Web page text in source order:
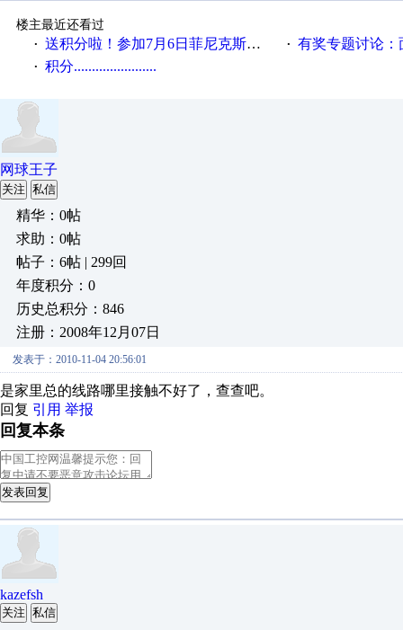
楼主最近还看过
· 送积分啦！参加7月6日菲尼克斯在线研讨会即得 · 有奖专题讨论：面对低压变
· 积分.......................
网球王子
关注 私信
精华：0帖
求助：0帖
帖子：6帖 | 299回
年度积分：0
历史总积分：846
注册：2008年12月07日
发表于：2010-11-04 20:56:01
是家里总的线路哪里接触不好了，查查吧。
回复 引用 举报
回复本条
发表回复
kazefsh
关注 私信